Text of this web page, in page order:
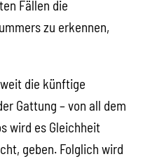
Fällen die
zu erkennen,
die künftige
Gattung – von all dem
wird es Gleichheit
geben. Folglich wird